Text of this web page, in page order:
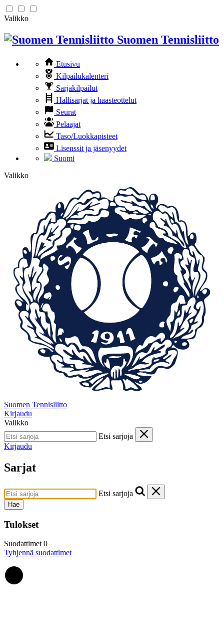
Valikko
Suomen Tennisliitto
Etusivu
Kilpailukalenteri
Sarjakilpailut
Hallisarjat ja haasteottelut
Seurat
Pelaajat
Taso/Luokkapisteet
Lisenssit ja jäsenyydet
Suomi
Valikko
Suomen Tennisliitto
Kirjaudu
Valikko
Etsi sarjoja
Kirjaudu
Sarjat
Etsi sarjoja
Hae
Tulokset
Suodattimet 0
Tyhjennä suodattimet